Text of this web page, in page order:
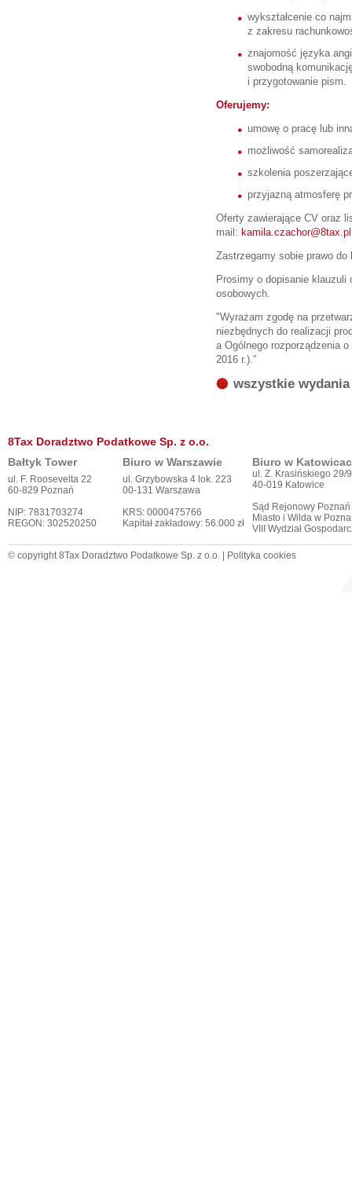
wykształcenie co
z zakresu
znajomość języka
swobodną
i przygotowanie pism.
Oferujemy:
umowę o pracę lub
możliwość
szkolenia
przyjazną atmosferę
Oferty zawierające CV oraz
mail: kamila.czachor@8tax.pl
Zastrzegamy sobie prawo
Prosimy o dopisanie klauzuli
osobowych.
"Wyrażam zgodę na
niezbędnych do realizacji
a Ogólnego rozporządzenia
2016 r.).”
wszystkie wydania
8Tax Doradztwo Podatkowe Sp. z o.o.
Bałtyk Tower
Biuro w Warszawie Biuro w
ul. F. Roosevelta 22
60-829 Poznań
NIP: 7831703274
REGON: 302520250
ul. Grzybowska 4 lok. 223
00-131 Warszawa
KRS: 0000475766
Kapitał zakładowy: 56.000 zł
ul. Z. Krasińskiego 29/9
40-019 Katowice
Sąd Rejonowy
Miasto i Wilda w
VIII Wydział
© copyright 8Tax Doradztwo Podatkowe Sp. z o.o. | Polityka cookies